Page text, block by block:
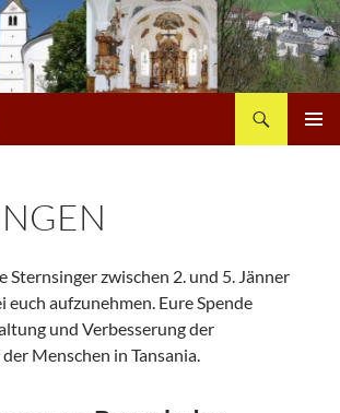
Sternsinger zwischen 2. und 5. Jänner
aufzunehmen. Eure Spende
und Verbesserung der
Menschen in Tansania.